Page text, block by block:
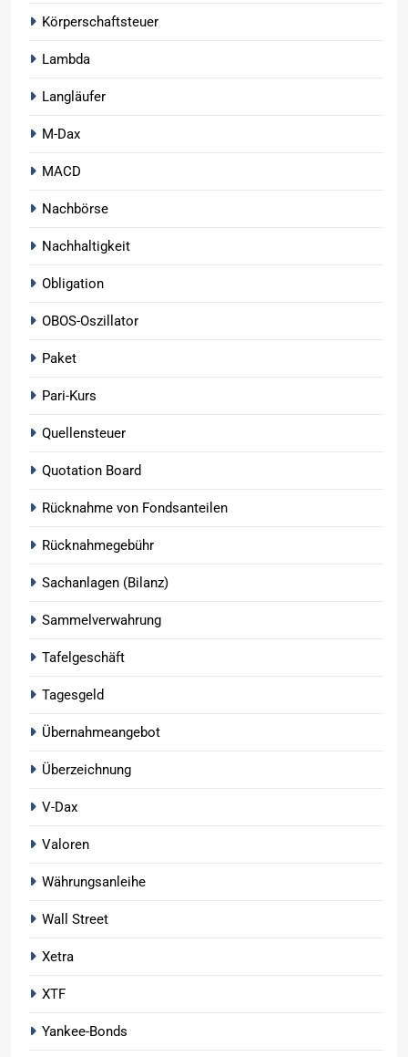
Körperschaftsteuer
Lambda
Langläufer
M-Dax
MACD
Nachbörse
Nachhaltigkeit
Obligation
OBOS-Oszillator
Paket
Pari-Kurs
Quellensteuer
Quotation Board
Rücknahme von Fondsanteilen
Rücknahmegebühr
Sachanlagen (Bilanz)
Sammelverwahrung
Tafelgeschäft
Tagesgeld
Übernahmeangebot
Überzeichnung
V-Dax
Valoren
Währungsanleihe
Wall Street
Xetra
XTF
Yankee-Bonds